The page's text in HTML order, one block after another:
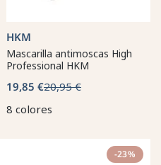
HKM
Mascarilla antimoscas High
Professional HKM
19,85 €20,95 €
8 colores
-23%